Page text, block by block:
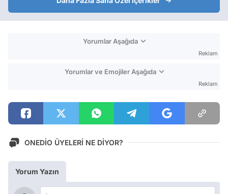
Yorumlar Aşağıda
Reklam
Yorumlar ve Emojiler Aşağıda
Reklam
ONEDİO ÜYELERİ NE DİYOR?
Yorum Yazın